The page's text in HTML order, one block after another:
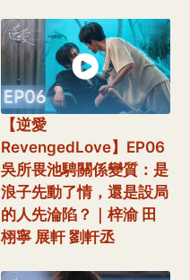
【逆愛
RevengedLove】EP06
吳所畏池騁關係變質：是
浪子先動了情，還是設局
的人先淪陷？｜梓渝 田
栩寧 展軒 劉軒丞